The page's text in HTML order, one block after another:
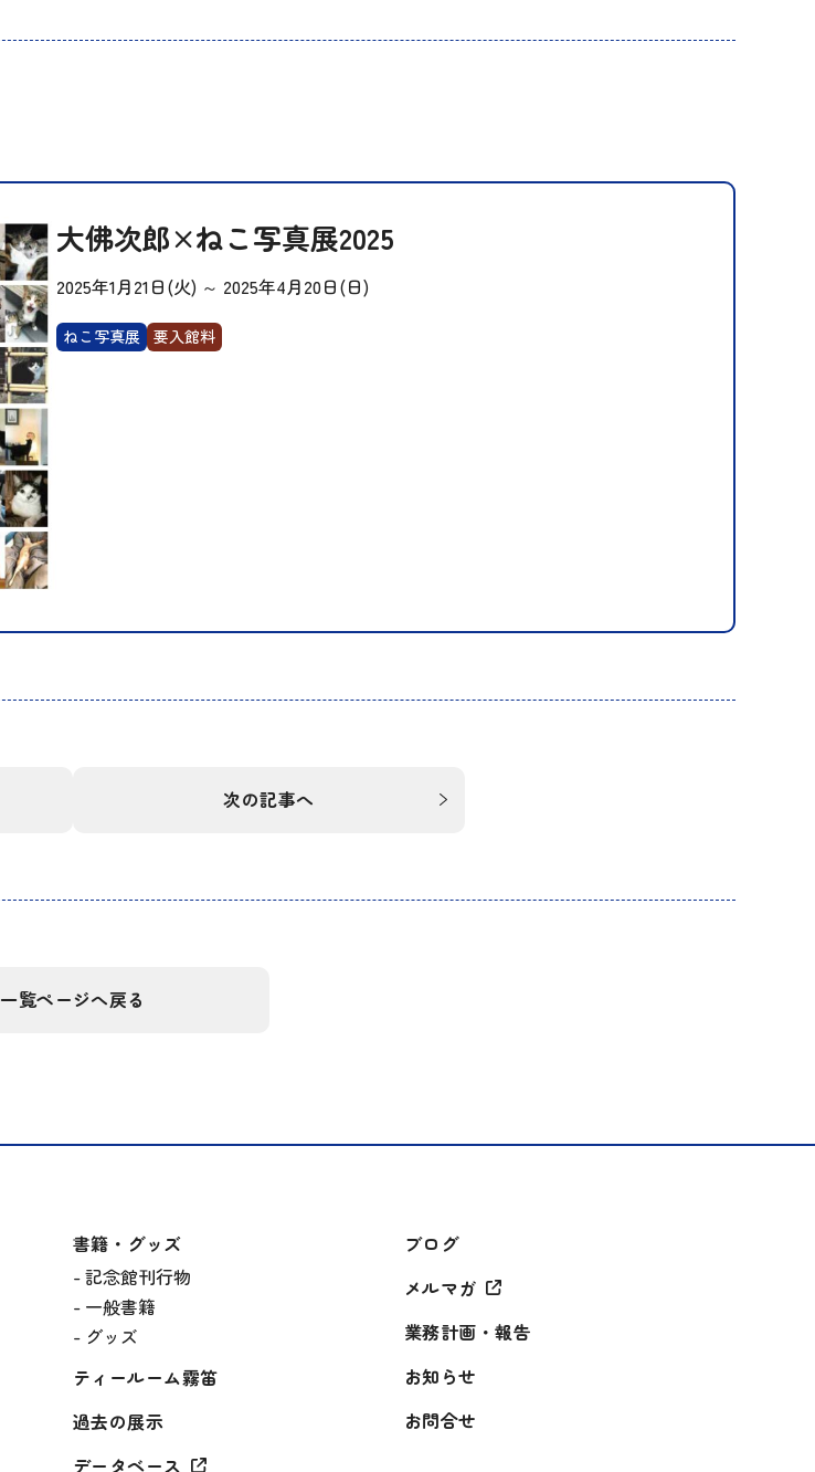
大佛次郎×ねこ写真展2025
2025年1月21日(火) ～ 2025年4月20日(日)
ねこ写真展 要入館料
次の記事へ
一覧ページへ戻る
書籍・グッズ
記念館刊行物
一般書籍
グッズ
ティールーム霧笛
過去の展示
データベース
ブログ
メルマガ
業務計画・報告
お知らせ
お問合せ